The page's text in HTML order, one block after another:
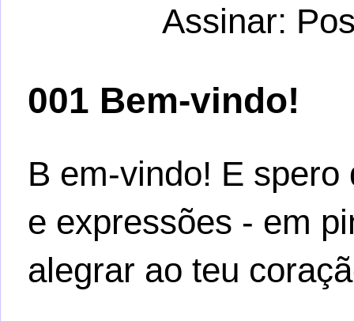
Assinar:
001 Bem-vindo!
B em-vindo! E
e expressões - em
alegrar ao teu